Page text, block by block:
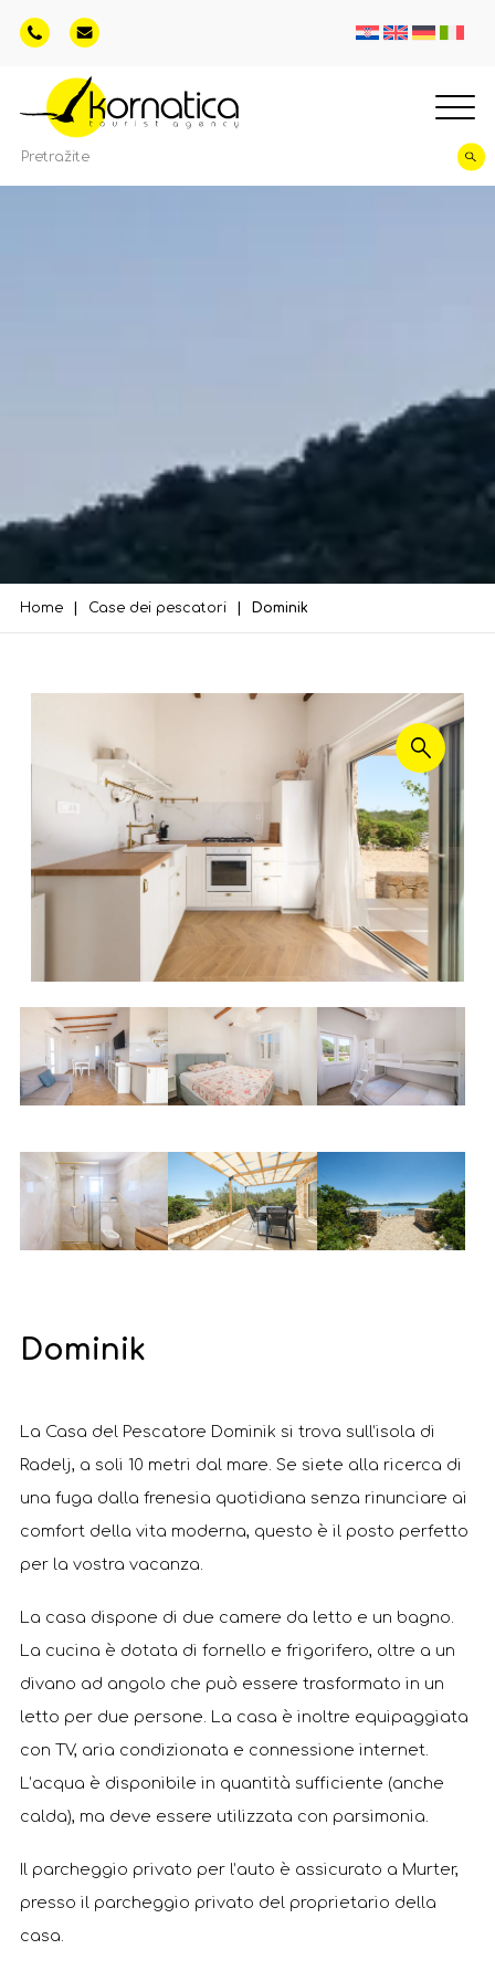
Home Case dei pescatori Dominik
Dominik
La Casa del Pescatore Dominik si trova sull’isola di
Radelj, a soli 10 metri dal mare. Se siete alla ricerca di
una fuga dalla frenesia quotidiana senza rinunciare ai
comfort della vita moderna, questo è il posto perfetto
per la vostra vacanza.
La casa dispone di due camere da letto e un bagno.
La cucina è dotata di fornello e frigorifero, oltre a un
divano ad angolo che può essere trasformato in un
letto per due persone. La casa è inoltre equipaggiata
con TV, aria condizionata e connessione internet.
L’acqua è disponibile in quantità sufficiente (anche
calda), ma deve essere utilizzata con parsimonia.
Il parcheggio privato per l’auto è assicurato a Murter,
presso il parcheggio privato del proprietario della
casa.